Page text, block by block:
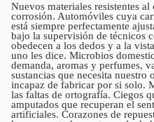
Nuevos materiales resistentes
corrosión. Automóviles cuya
está siempre perfectamente
bajo la supervisión de técnicos
obedecen a los dedos y a la
uno les dice. Microbios
demanda, aromas y perfumes,
sustancias que necesita
incapaz de fabricar por si solo.
las faltas de ortografía. Ciegos
amputados que recuperan el
artificiales. Corazones de